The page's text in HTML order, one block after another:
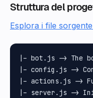
Struttura del
Esplora i file
|– bot.js -> The
|– config.js ->
|– actions.js ->
|– server.js ->